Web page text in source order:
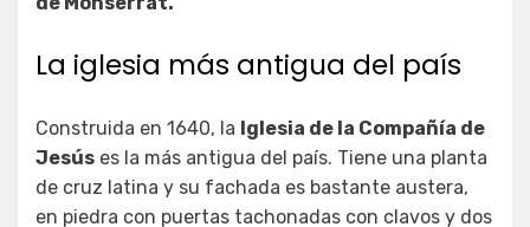
La iglesia más antigua del país
Construida en 1640, la Iglesia de la Compañía de
Jesús es la más antigua del país. Tiene una planta
de cruz latina y su fachada es bastante austera,
en piedra con puertas tachonadas con clavos y dos